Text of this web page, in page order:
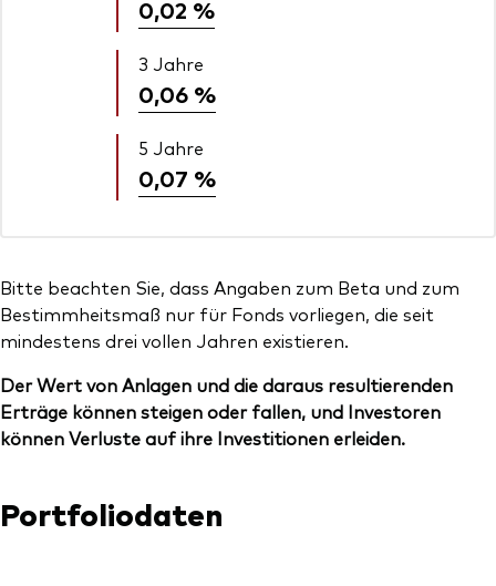
0,02 %
3 Jahre
0,06 %
5 Jahre
0,07 %
Bitte beachten Sie, dass Angaben zum Beta und zum
Bestimmheitsmaß nur für Fonds vorliegen, die seit
mindestens drei vollen Jahren existieren.
Der Wert von Anlagen und die daraus resultierenden
Erträge können steigen oder fallen, und Investoren
können Verluste auf ihre Investitionen erleiden.
Portfoliodaten